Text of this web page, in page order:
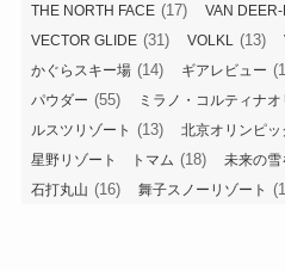
THE NORTH FACE (17) VAN
VECTOR GLIDE (31) VOLKL (13)
かぐらスキー場 (14) ギアレビュー
パウダー (55) ミラノ・コルティナオ
ルスツリゾート (13) 北京オリンピッ
星野リゾート トマム (18) 未来の雪
石打丸山 (16) 舞子スノーリゾート